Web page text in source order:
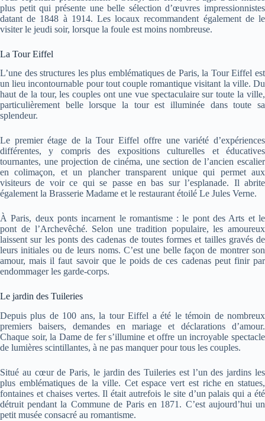
plus petit qui présente une belle sélection d’œuvres impressionnistes
datant de 1848 à 1914. Les locaux recommandent également de le
visiter le jeudi soir, lorsque la foule est moins nombreuse.
La Tour Eiffel
L’une des structures les plus emblématiques de Paris, la Tour Eiffel est
un lieu incontournable pour tout couple romantique visitant la ville. Du
haut de la tour, les couples ont une vue spectaculaire sur toute la ville,
particulièrement belle lorsque la tour est illuminée dans toute sa
splendeur.
Le premier étage de la Tour Eiffel offre une variété d’expériences
différentes, y compris des expositions culturelles et éducatives
tournantes, une projection de cinéma, une section de l’ancien escalier
en colimaçon, et un plancher transparent unique qui permet aux
visiteurs de voir ce qui se passe en bas sur l’esplanade. Il abrite
également la Brasserie Madame et le restaurant étoilé Le Jules Verne.
À Paris, deux ponts incarnent le romantisme : le pont des Arts et le
pont de l’Archevêché. Selon une tradition populaire, les amoureux
laissent sur les ponts des cadenas de toutes formes et tailles gravés de
leurs initiales ou de leurs noms. C’est une belle façon de montrer son
amour, mais il faut savoir que le poids de ces cadenas peut finir par
endommager les garde-corps.
Le jardin des Tuileries
Depuis plus de 100 ans, la tour Eiffel a été le témoin de nombreux
premiers baisers, demandes en mariage et déclarations d’amour.
Chaque soir, la Dame de fer s’illumine et offre un incroyable spectacle
de lumières scintillantes, à ne pas manquer pour tous les couples.
Situé au cœur de Paris, le jardin des Tuileries est l’un des jardins les
plus emblématiques de la ville. Cet espace vert est riche en statues,
fontaines et chaises vertes. Il était autrefois le site d’un palais qui a été
détruit pendant la Commune de Paris en 1871. C’est aujourd’hui un
petit musée consacré au romantisme.